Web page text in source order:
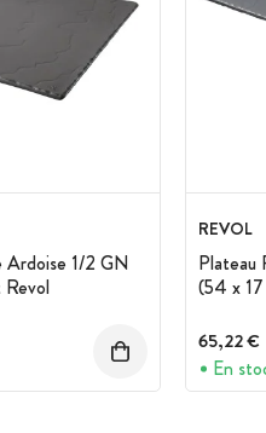
Ardoise 1/2 GN
REVOL
Plateau
(54 x
65,22 €
En